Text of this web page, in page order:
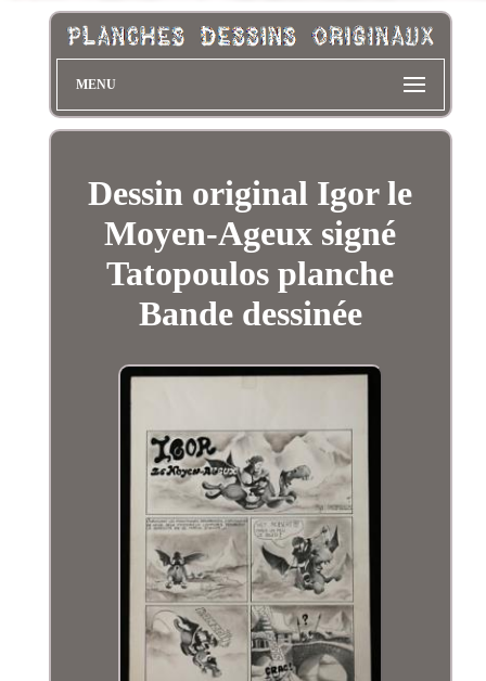
MENU
Dessin original Igor le
Moyen-Ageux signé
Tatopoulos planche
Bande dessinée